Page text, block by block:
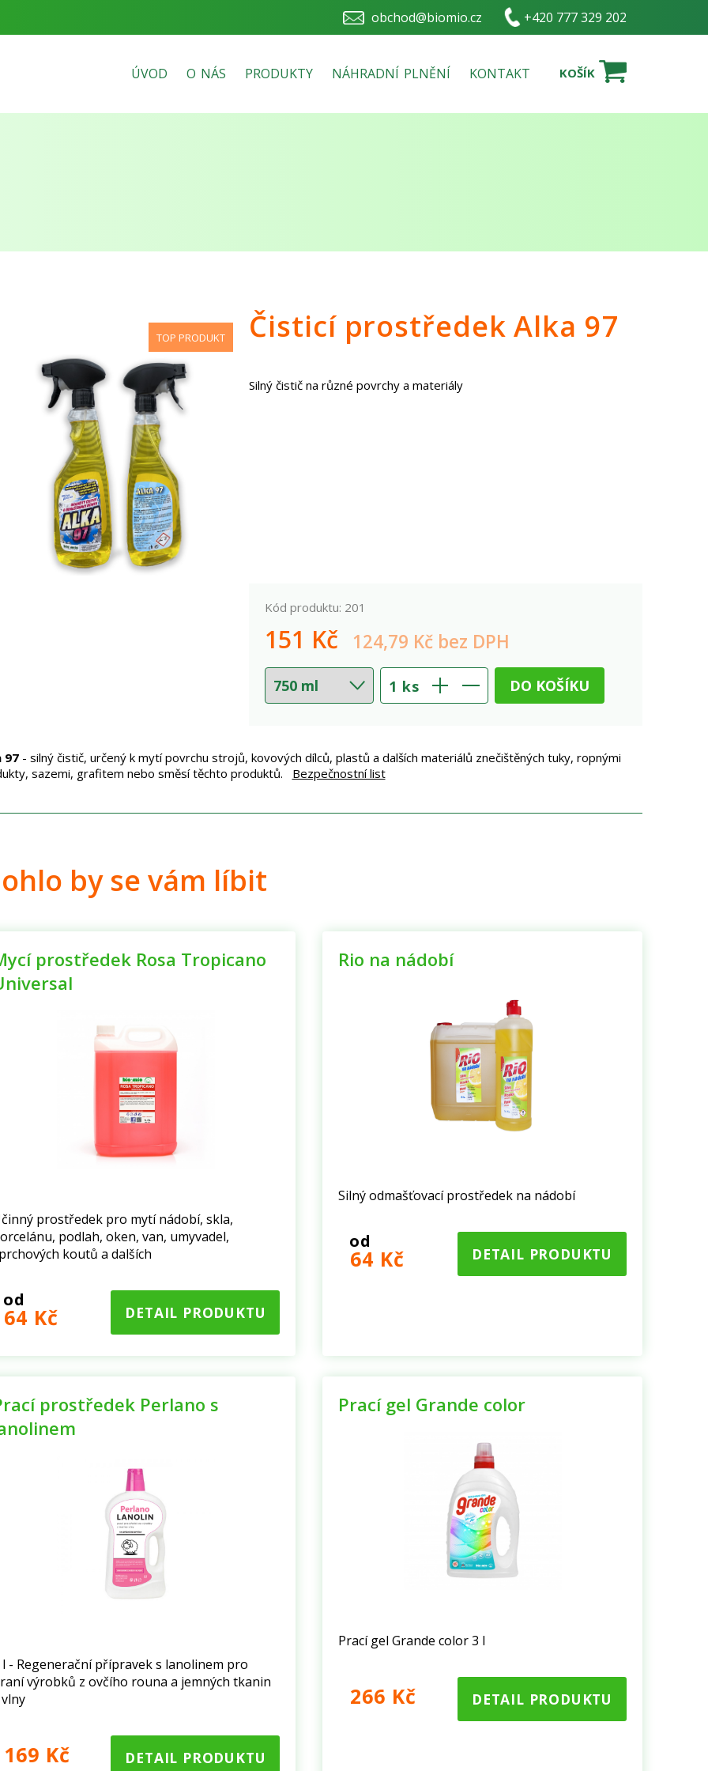
+420 777 329 202
obchod@biomio.cz
KOŠÍK
ÚVOD O NÁS PRODUKTY NÁHRADNÍ PLNĚNÍ KONTAKT
TOP PRODUKT Čisticí prostředek Alka 97
Silný čistič na různé povrchy a materiály
Kód produktu: 201
151 Kč 124,79 Kč bez DPH
1 ks DO KOŠÍKU
97- silný čistič, určený k mytí povrchu strojů, kovových dílců, plastů a dalších materiálů znečištěných tuky, ropnými
sazemi, grafitem nebo směsí těchto produktů. Bezpečnostní list
by se vám líbit
prostředek Rosa Tropicano
prostředek pro mytí nádobí, skla,
podlah, oken, van, umyvadel,
koutů a dalších
od
64 Kč DETAIL PRODUKTU
Rio na nádobí
Silný odmašťovací prostředek na nádobí
od
64 Kč DETAIL PRODUKTU
prostředek Perlano s
l - Regenerační přípravek s lanolinem pro
výrobků z ovčího rouna a jemných tkanin
169 Kč DETAIL PRODUKTU
Prací gel Grande color
Prací gel Grande color 3 l
266 Kč DETAIL PRODUKTU